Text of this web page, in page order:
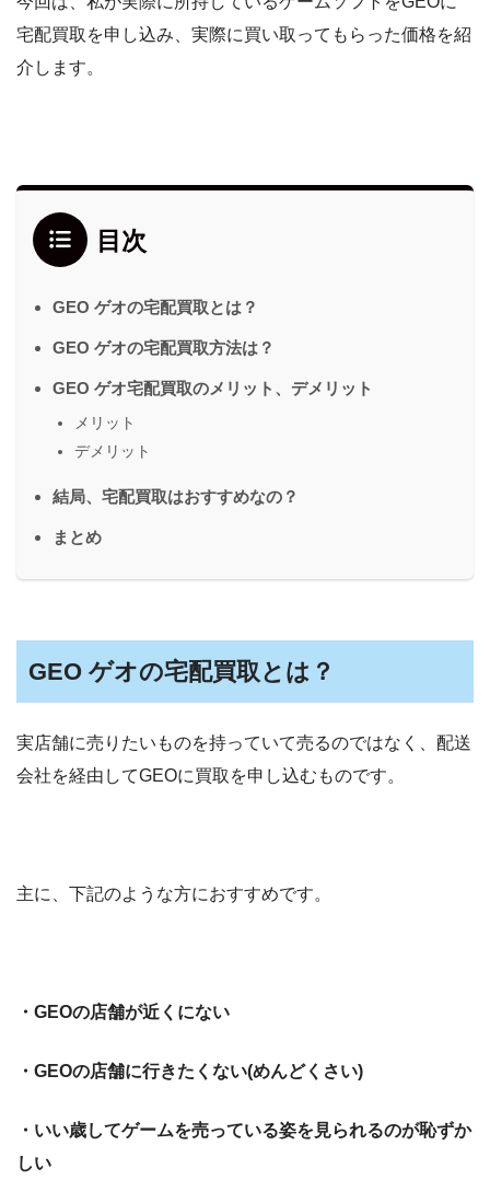
宅配買取を申し込み、実際に買い取ってもらった価格を紹
介します。
目次
GEO ゲオの宅配買取とは？
GEO ゲオの宅配買取方法は？
GEO ゲオ宅配買取のメリット、デメリット
メリット
デメリット
結局、宅配買取はおすすめなの？
まとめ
GEO ゲオの宅配買取とは？
実店舗に売りたいものを持っていて売るのではなく、配送
会社を経由してGEOに買取を申し込むものです。
主に、下記のような方におすすめです。
・GEOの店舗が近くにない
・GEOの店舗に行きたくない(めんどくさい)
・いい歳してゲームを売っている姿を見られるのが恥ずか
しい